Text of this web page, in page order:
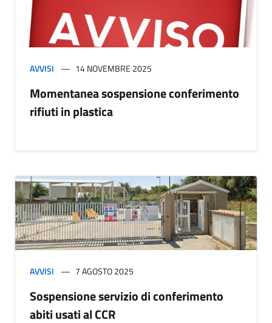
AVVISI 14 NOVEMBRE 2025
Momentanea sospensione conferimento
rifiuti in plastica
AVVISI 7 AGOSTO 2025
Sospensione servizio di conferimento
abiti usati al CCR